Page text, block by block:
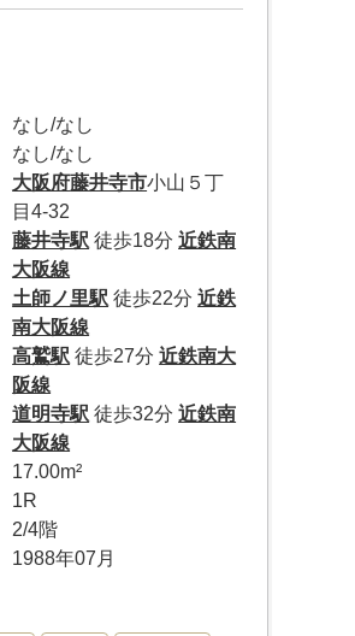
なし/なし
なし/なし
大阪府藤井寺市小山５丁
目4-32
藤井寺駅 徒歩18分近鉄南
大阪線
土師ノ里駅 徒歩22分近鉄
南大阪線
高鷲駅 徒歩27分近鉄南大
阪線
道明寺駅 徒歩32分近鉄南
大阪線
17.00m²
1R
2/4階
1988年07月